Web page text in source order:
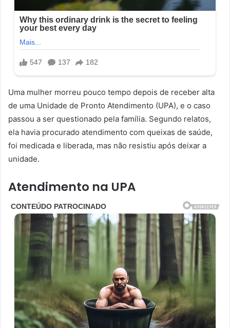
Uma mulher morreu pouco tempo depois de receber alta
de uma Unidade de Pronto Atendimento (UPA), e o caso
passou a ser questionado pela família. Segundo relatos,
ela havia procurado atendimento com queixas de saúde,
foi medicada e liberada, mas não resistiu após deixar a
unidade.
Atendimento na UPA